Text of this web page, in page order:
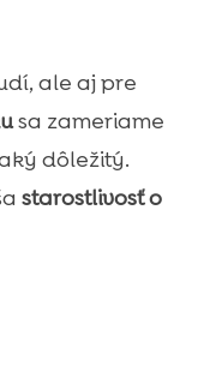
psa
veku
psa
pohybu
ale aj pre
sa zameriame
dôležitý.
starostlivosť o